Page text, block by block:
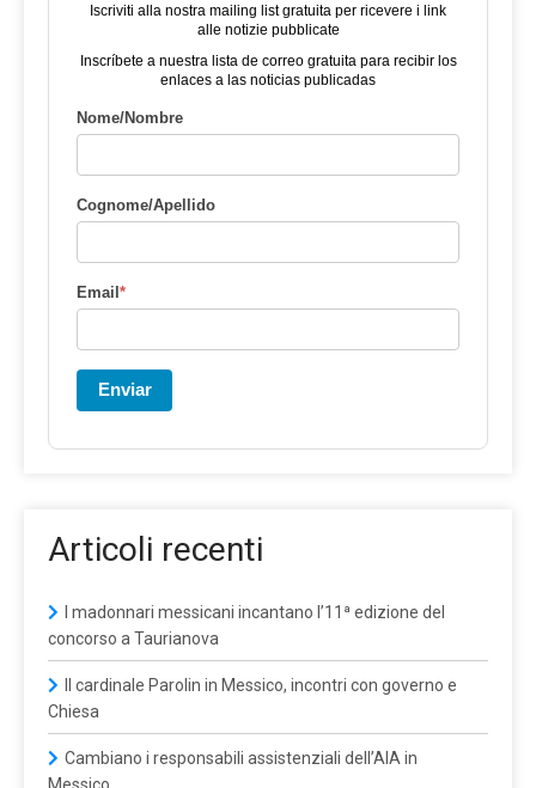
Iscriviti alla nostra mailing list gratuita per ricevere i link
alle notizie pubblicate
Inscríbete a nuestra lista de correo gratuita para recibir los
enlaces a las noticias publicadas
Nome/Nombre
Cognome/Apellido
Email*
Enviar
Articoli recenti
I madonnari messicani incantano l’11ª edizione del
concorso a Taurianova
Il cardinale Parolin in Messico, incontri con governo e
Chiesa
Cambiano i responsabili assistenziali dell’AIA in
Messico